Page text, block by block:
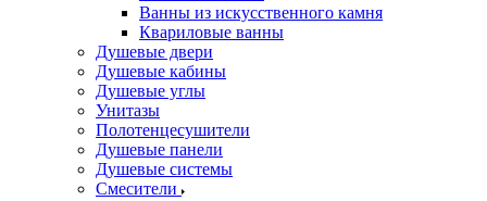
Ванны из искусственного камня
Квариловые ванны
Душевые двери
Душевые кабины
Душевые углы
Унитазы
Полотенцесушители
Душевые панели
Душевые системы
Смесители